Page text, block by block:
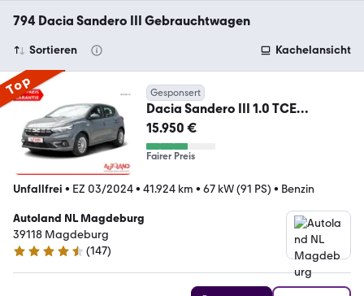
794 Dacia Sandero III Gebrauchtwagen
Sortieren Kachelansicht
Top Gesponsert
Dacia Sandero III 1.0 TCE
Expression LED Android Apple
15.950 €
Fairer Preis
Unfallfrei • EZ 03/2024• 41.924 km • 67 kW (91 PS) • Benzin
Autoland NL Magdeburg
39118 Magdeburg
4.6 Sterne
(147)